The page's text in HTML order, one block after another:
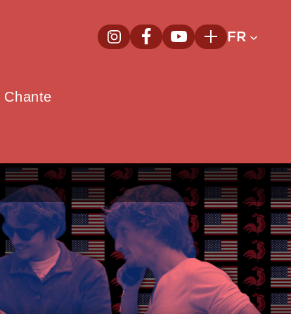
InstagramNouvelle fenêtre
FacebookNouvelle fenêtre
YoutubeNouvelle
PlusFR
Chante